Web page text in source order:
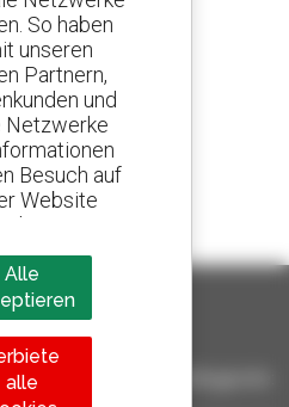
weltweit
ist ein Manitou
Materialhandlinggeräte:
So haben
unseren
Partnern,
und
Netzwerke
Besuch auf
Website
teilen.
Alle
alle